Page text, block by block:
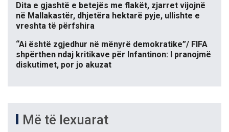
Dita e gjashtë e betejës me flakët, zjarret vijojnë
në Mallakastër, dhjetëra hektarë pyje, ullishte e
vreshta të përfshira
“Ai është zgjedhur në mënyrë demokratike”/ FIFA
shpërthen ndaj kritikave për Infantinon: I pranojmë
diskutimet, por jo akuzat
Më të lexuarat